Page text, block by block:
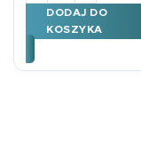
DODAJ DO
KOSZYKA